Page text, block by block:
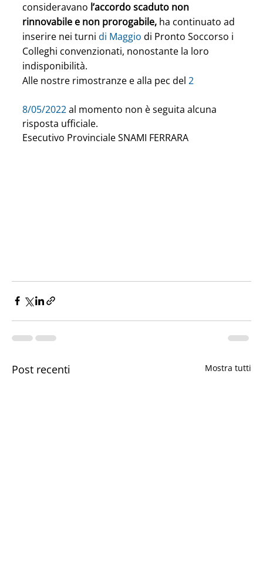
consideravano l’accordo scaduto non
rinnovabile e non prorogabile, ha continuato ad
inserire nei turni di Maggio di Pronto Soccorso i
Colleghi convenzionati, nonostante la loro
indisponibilità.
Alle nostre rimostranze e alla pec del 2
8/05/2022 al momento non è seguita alcuna
risposta ufficiale.
Esecutivo Provinciale SNAMI FERRARA
Post recenti Mostra tutti